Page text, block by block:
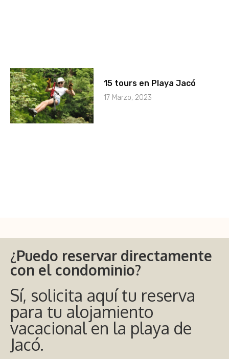
15 tours en Playa Jacó
17 Marzo, 2023
¿Puedo reservar directamente
con el condominio?
Sí, solicita aquí tu reserva
para tu alojamiento
vacacional en la playa de
Jacó.